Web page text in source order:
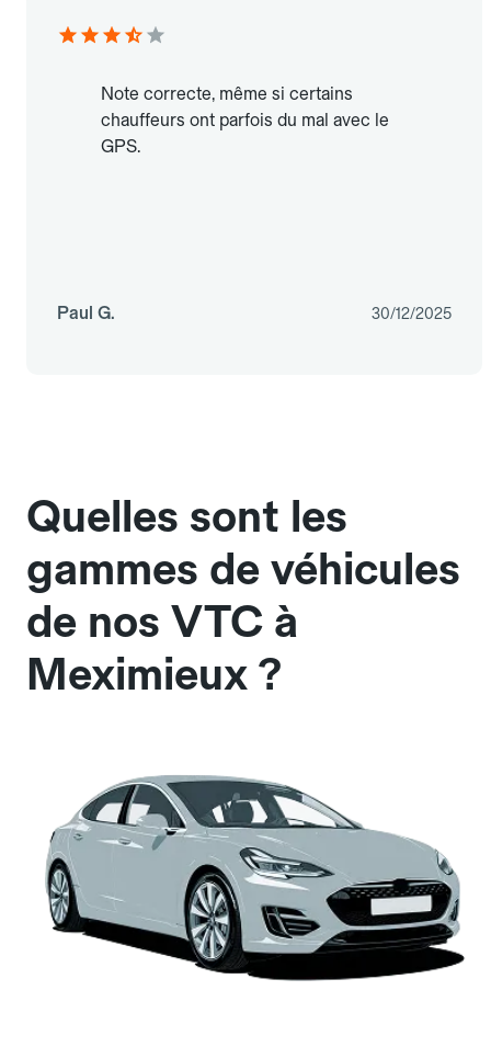
Note correcte, même si certains
chauffeurs ont parfois du mal avec le
GPS.
Paul G. 30/12/2025
Quelles sont les
gammes de véhicules
de nos VTC à
Meximieux ?